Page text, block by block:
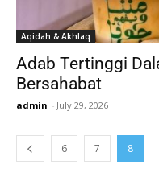
Aqidah & Akhlaq
Adab Tertinggi
Bersahabat
admin - July 29, 2026
6 7 8